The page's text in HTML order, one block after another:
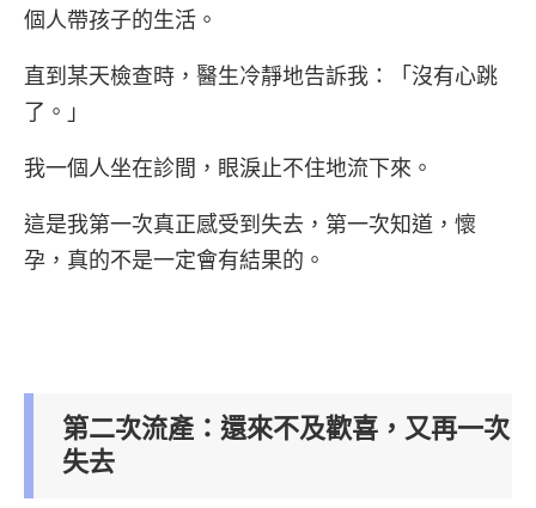
個人帶孩子的生活。
直到某天檢查時，醫生冷靜地告訴我：「沒有心跳
了。」
我一個人坐在診間，眼淚止不住地流下來。
這是我第一次真正感受到失去，第一次知道，懷
孕，真的不是一定會有結果的。
第二次流產：還來不及歡喜，又再一次
失去